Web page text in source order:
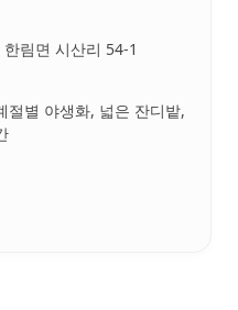
림면 시산리 54-1
절별 야생화, 넓은 잔디밭,